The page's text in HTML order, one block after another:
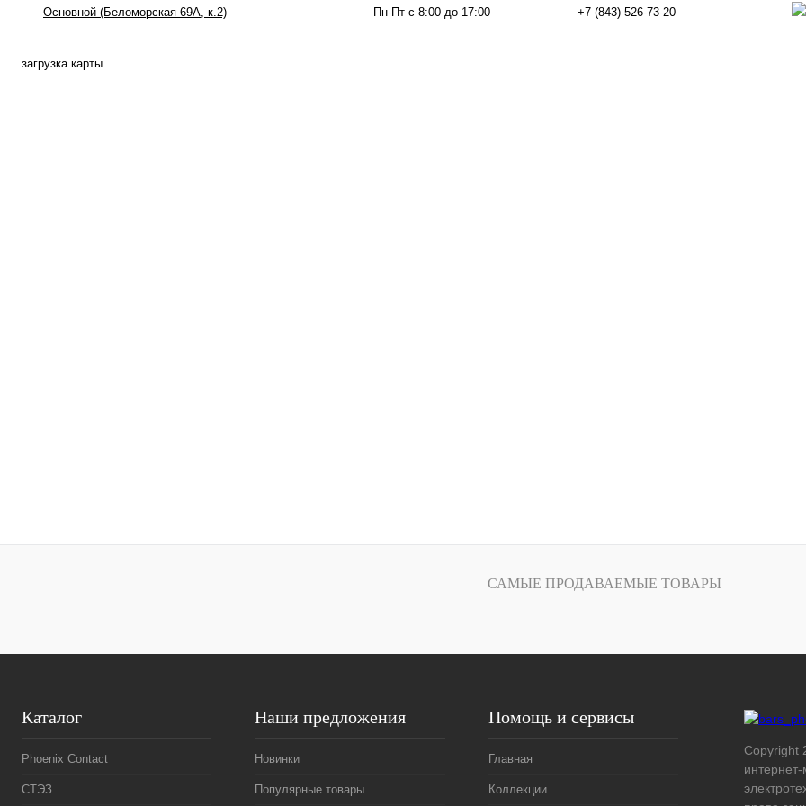
Основной (Беломорская 69А, к.2) Пн-Пт с 8:00 до 17:00 +7 (843) 526-73-20
загрузка карты...
САМЫЕ ПРОДАВАЕМЫЕ ТОВАРЫ
Каталог
Phoenix Contact
СТЭЗ
Наши предложения
Новинки
Популярные товары
Помощь и сервисы
Главная
Коллекции
Copyright